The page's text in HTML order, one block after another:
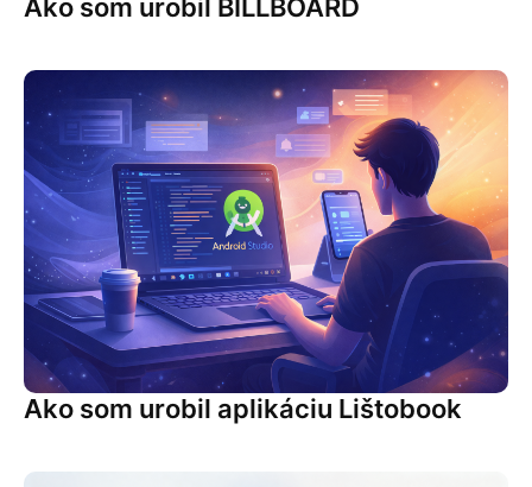
Ako som urobil BILLBOARD
Ako som urobil aplikáciu Lištobook